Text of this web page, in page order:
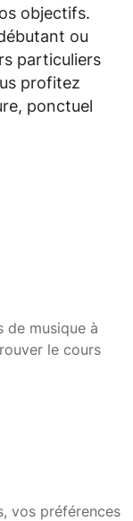
objectifs.
ou
particuliers
profitez
ponctuel
de musique à
le cours
vos préférences